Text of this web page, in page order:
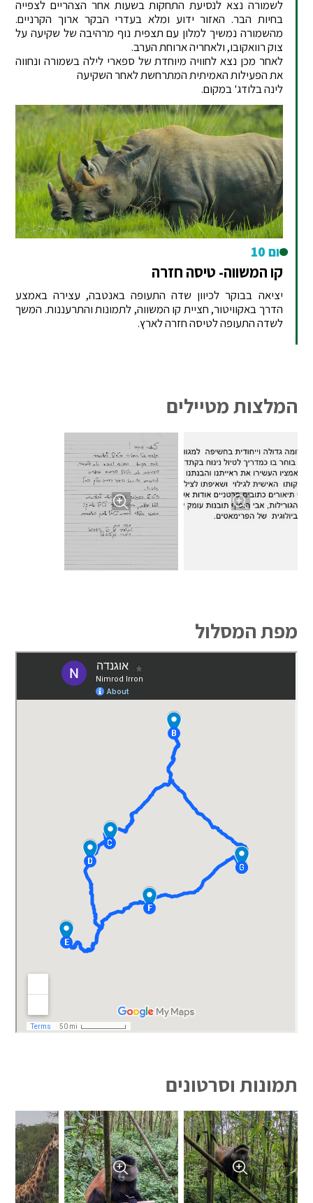
לשמורה נצא לנסיעת התחקות בשעות אחר הצהריים לצפייה
בחיות הבר. האזור ידוע ומלא בעדרי הבקר ארוך הקרניים.
מהשמורה נמשיך למלון עם תצפית נוף מרהיבה של שקיעה על
צוק רוואקובו, ולאחריה ארוחת הערב.
לאחר מכן נצא לחוויה מיוחדת של ספארי לילה בשמורה ונחווה
את הפעילות האמיתית המתרחשת לאחר השקיעה
לינה בלודג' במקום.
יום 10
קו המשווה- טיסה חזרה
יציאה בבוקר לכיוון שדה התעופה באנטבה, עצירה באמצע
הדרך באקוויטור, חציית קו המשווה, לתמונות והתרעננות. המשך
לשדה התעופה לטיסה חזרה לארץ.
המלצות מטיילים
מפת המסלול
תמונות וסרטונים